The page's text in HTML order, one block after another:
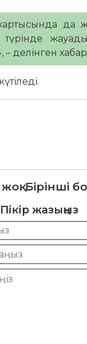
да
жауады.
Бірінші
Пікір жазыңыз